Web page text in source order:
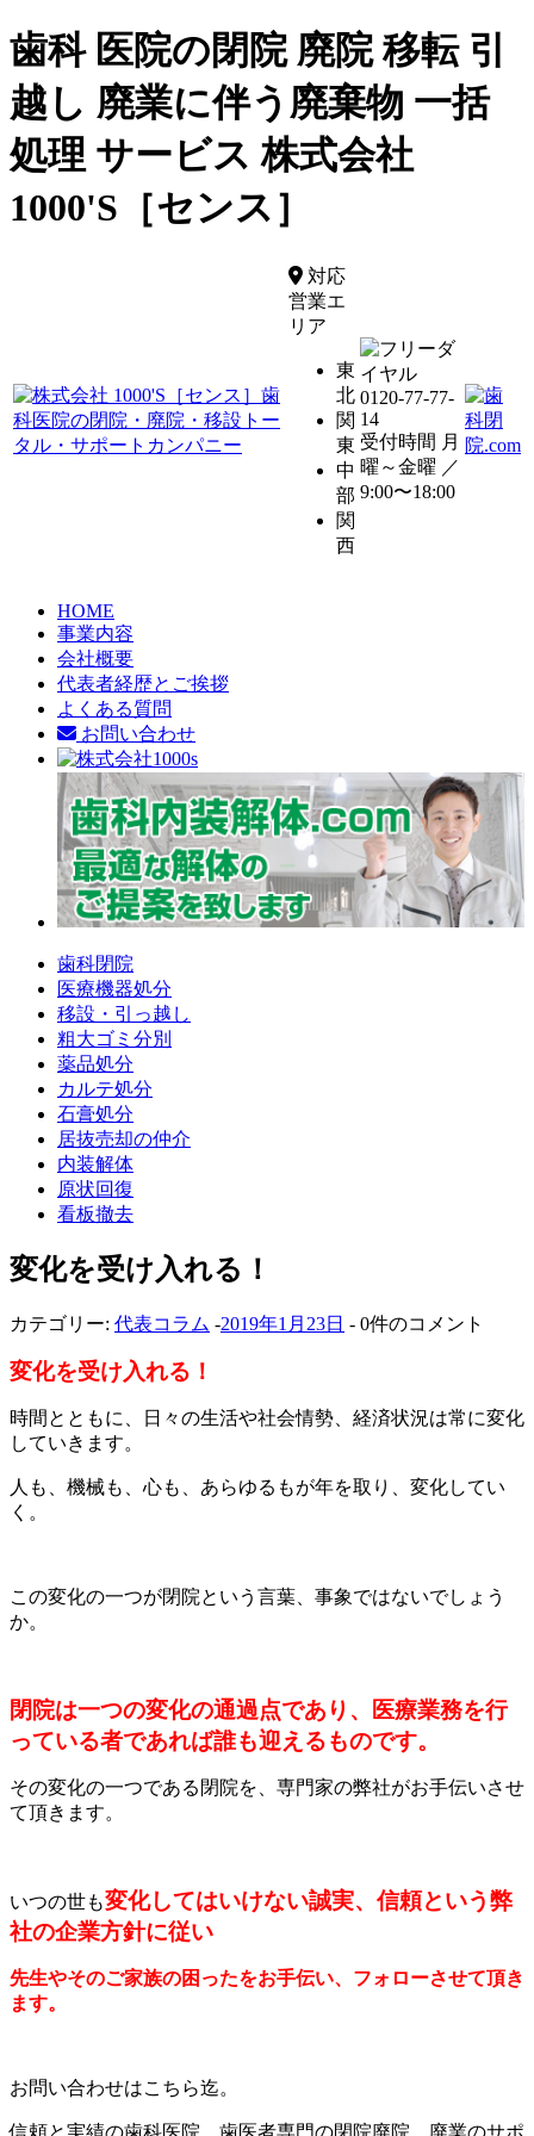
歯科 医院の閉院 廃院 移転 引
越し 廃業に伴う廃棄物 一括
処理 サービス 株式会社
1000'S［センス］
対応
営業エ
リア
東
北
関
東
中
部
関
西
0120-77-77-
14
受付時間 月
曜～金曜 ／
9:00〜18:00
HOME
事業内容
会社概要
代表者経歴とご挨拶
よくある質問
お問い合わせ
歯科閉院
医療機器処分
移設・引っ越し
粗大ゴミ分別
薬品処分
カルテ処分
石膏処分
居抜売却の仲介
内装解体
原状回復
看板撤去
変化を受け入れる！
カテゴリー: 代表コラム -2019年1月23日 - 0件のコメント
変化を受け入れる！
時間とともに、日々の生活や社会情勢、経済状況は常に変化
していきます。
人も、機械も、心も、あらゆるもが年を取り、変化してい
く。
この変化の一つが閉院という言葉、事象ではないでしょう
か。
閉院は一つの変化の通過点であり、医療業務を行
っている者であれば誰も迎えるものです。
その変化の一つである閉院を、専門家の弊社がお手伝いさせ
て頂きます。
いつの世も変化してはいけない誠実、信頼という弊
社の企業方針に従い
先生やそのご家族の困ったをお手伝い、フォローさせて頂き
ます。
お問い合わせはこちら迄。